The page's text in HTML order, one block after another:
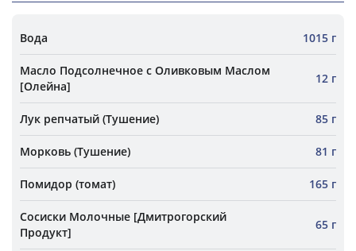
Вода 1015 г
Масло Подсолнечное с Оливковым Маслом
[Олейна]
12 г
Лук репчатый (Тушение) 85 г
Морковь (Тушение) 81 г
Помидор (томат) 165 г
Сосиски Молочные [Дмитрогорский
Продукт]
65 г